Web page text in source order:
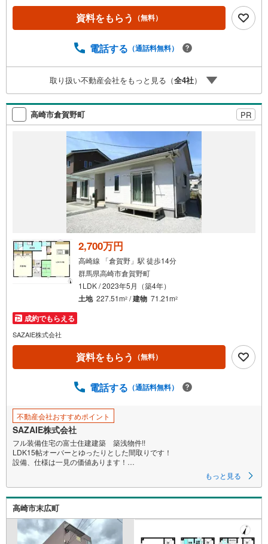
時間はお電話が繋がりやすくなっております。ぜひお気軽
にご連絡下さい！現地を見学される場合は「室内・現地を
だけますとスムーズにご案内が可能です。＝＝＝＝＝＝＝
資料をもらう （無料）
電話する （通話料無料）
取り扱い不動産会社をもっと見る（全4社）
高崎市倉賀野町 PR
2,700万円
高崎線 「倉賀野」駅 徒歩14分
群馬県高崎市倉賀野町
1LDK / 2023年5月（築4年）
土地 227.51m2 /建物 71.21m2
成約でもらえる
SAZAIE株式会社
資料をもらう （無料）
電話する （通話料無料）
不動産会社おすすめポイント
SAZAIE株式会社
フル装備住宅の富士住建建築 築浅物件!!
LDK15帖オーバーとゆったりとした間取りです！
設備、仕様は一見の価値あります！
住宅地につき静かな環境です！
＜SAZAIEが選ばれる理由＞
〇豊富な事業実績
土地や物件を仲介するだけではなく、グループ会社の強みを生かし
注文住宅やリフォームなど、お客様のご要望にすぐに対応します。
もっと見る
高崎市末広町